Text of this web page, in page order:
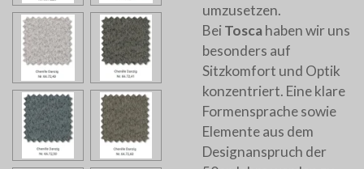
umzusetzen.
Bei Toscahaben wir uns
besonders auf
Sitzkomfort und Optik
konzentriert. Eine klare
Formensprache sowie
Elemente aus dem
Designanspruch der